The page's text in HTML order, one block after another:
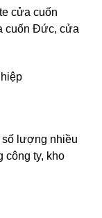
cửa cuốn
cuốn Đức, cửa
số lượng nhiều
công ty, kho